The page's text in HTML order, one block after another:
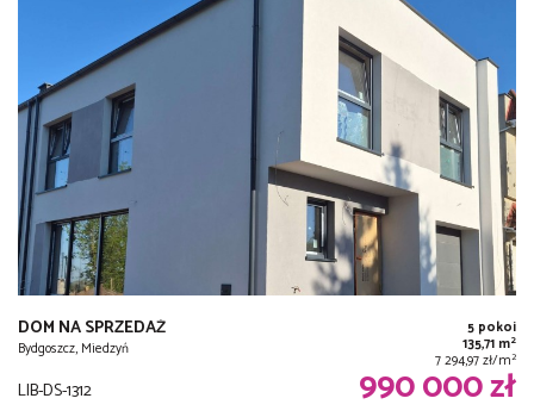
DOM NA SPRZEDAŻ
Bydgoszcz, Miedzyń
5 pokoi
135,71 m2
7 294,97 zł/m2
LIB-DS-1312 990 000 zł